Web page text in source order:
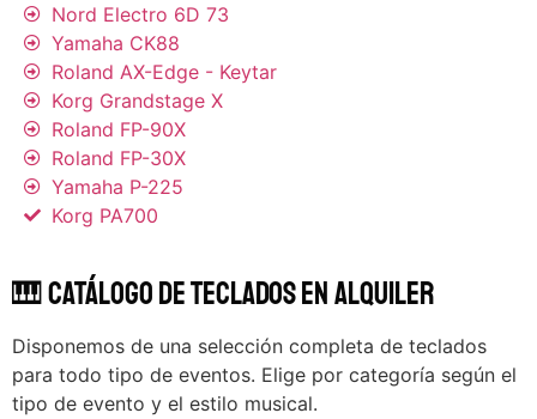
Nord Electro 6D 73
Yamaha CK88
Roland AX-Edge - Keytar
Korg Grandstage X
Roland FP-90X
Roland FP-30X
Yamaha P-225
Korg PA700
🎹 Catálogo de Teclados en Alquiler
Disponemos de una selección completa de teclados
para todo tipo de eventos. Elige por categoría según el
tipo de evento y el estilo musical.